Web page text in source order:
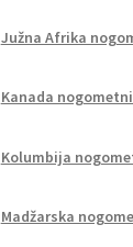
Južna Afrika
Kanada nogometni
Kolumbija
Madžarska